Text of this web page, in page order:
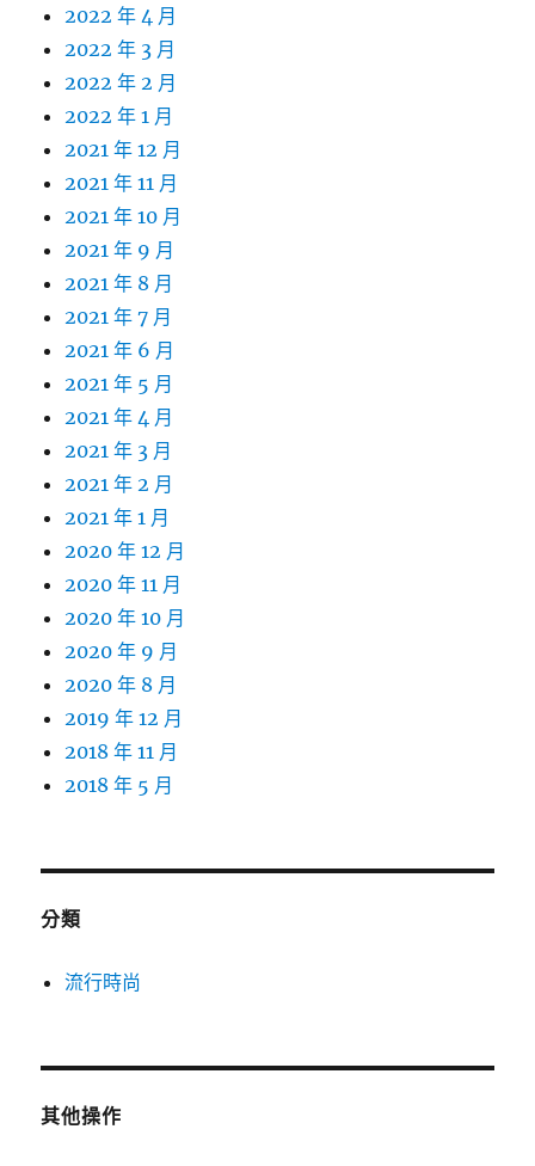
2022 年 4 月
2022 年 3 月
2022 年 2 月
2022 年 1 月
2021 年 12 月
2021 年 11 月
2021 年 10 月
2021 年 9 月
2021 年 8 月
2021 年 7 月
2021 年 6 月
2021 年 5 月
2021 年 4 月
2021 年 3 月
2021 年 2 月
2021 年 1 月
2020 年 12 月
2020 年 11 月
2020 年 10 月
2020 年 9 月
2020 年 8 月
2019 年 12 月
2018 年 11 月
2018 年 5 月
分類
流行時尚
其他操作